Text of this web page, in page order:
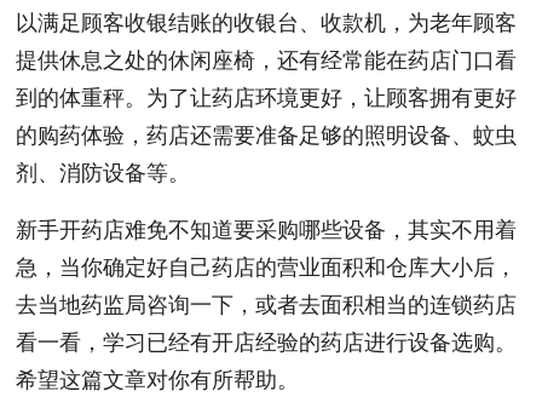
以满足顾客收银结账的收银台、收款机，为老年顾客
提供休息之处的休闲座椅，还有经常能在药店门口看
到的体重秤。为了让药店环境更好，让顾客拥有更好
的购药体验，药店还需要准备足够的照明设备、蚊虫
剂、消防设备等。
新手开药店难免不知道要采购哪些设备，其实不用着
急，当你确定好自己药店的营业面积和仓库大小后，
去当地药监局咨询一下，或者去面积相当的连锁药店
看一看，学习已经有开店经验的药店进行设备选购。
希望这篇文章对你有所帮助。